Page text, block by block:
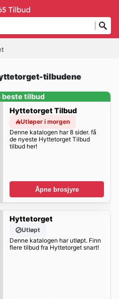
tilbudene
beste tilbud
Hyttetorget Tilbud
Utløper i morgen
Denne katalogen har 8 sider. få
de nyeste Hyttetorget Tilbud
tilbud her!
Åpne brosjyre
Hyttetorget
Utløpt
Denne katalogen har utløpt. Finn
flere tilbud fra Hyttetorget snart!